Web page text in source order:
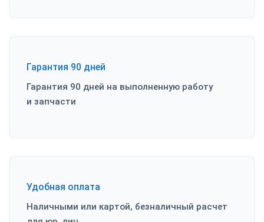
Гарантия 90 дней
Гарантия 90 дней на выполненную работу
и запчасти
Удобная оплата
Наличными или картой, безналичный расчет